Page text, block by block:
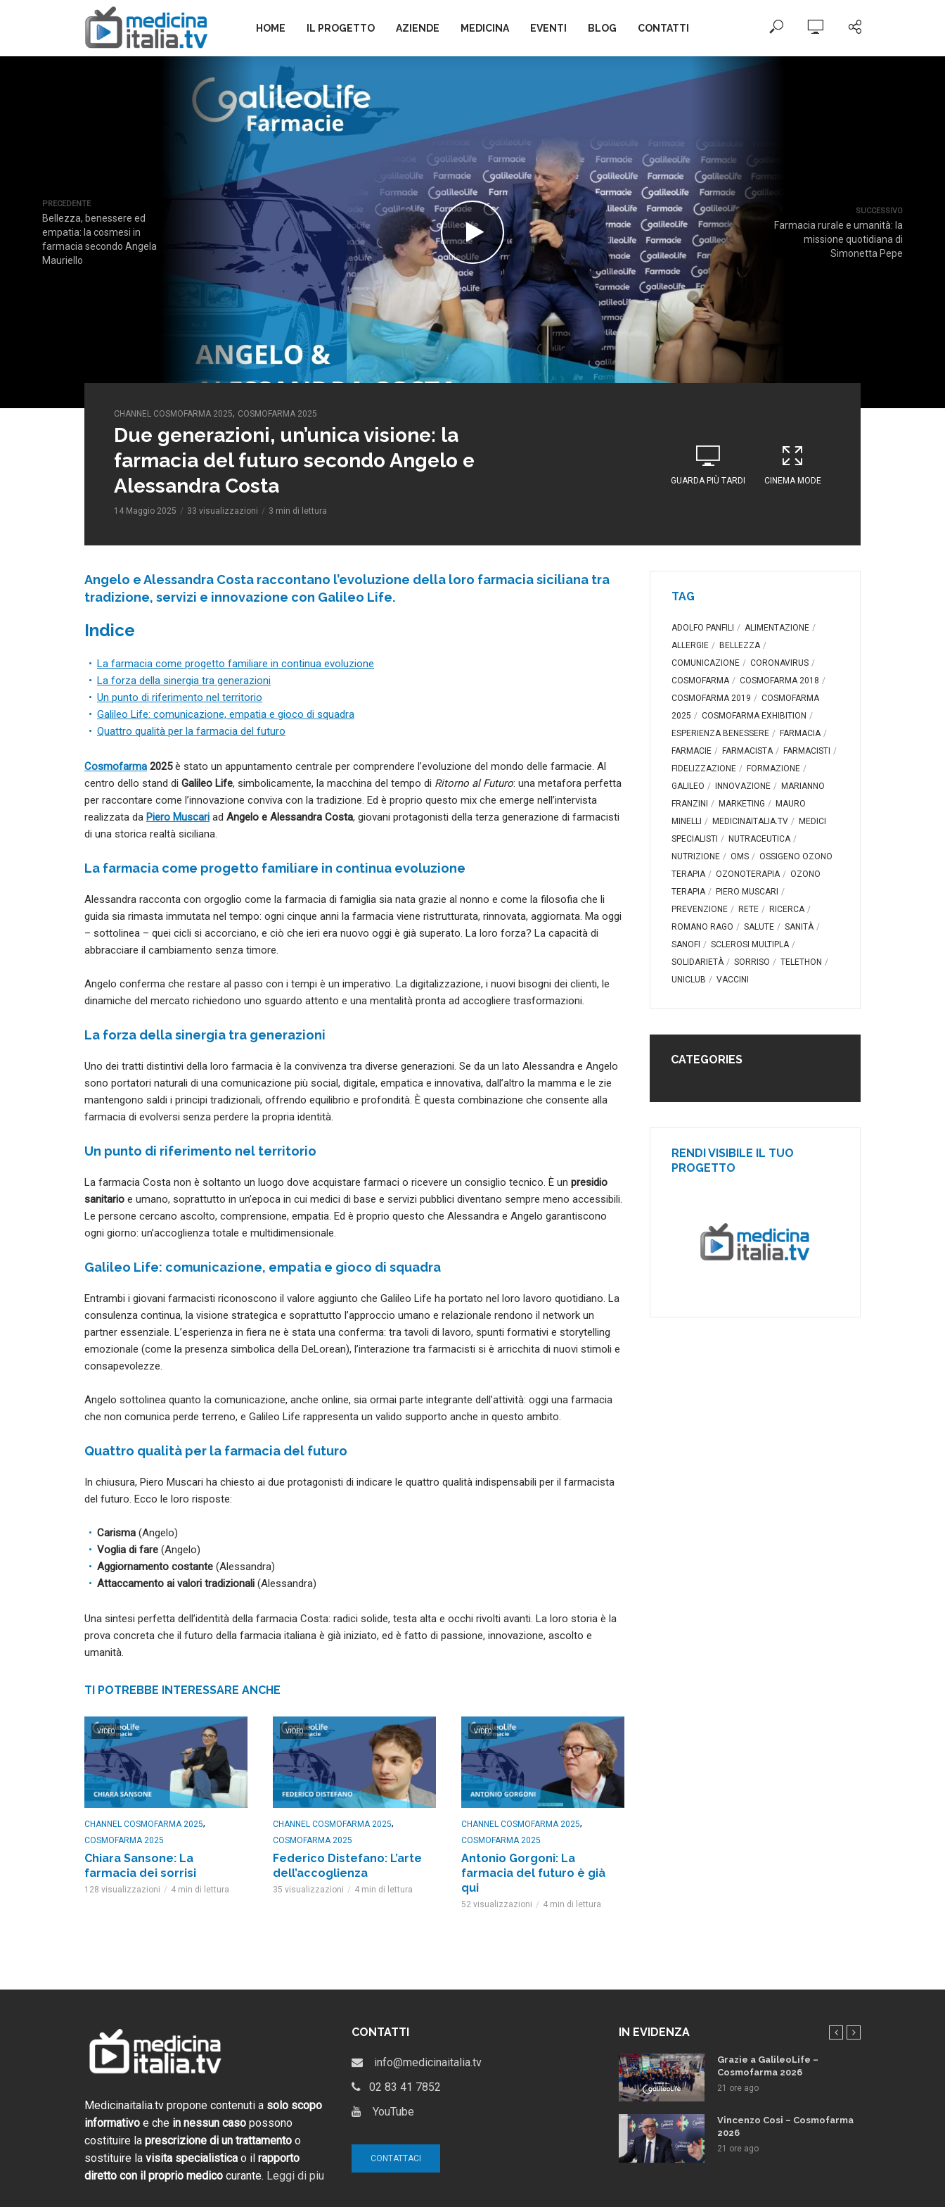
HOME IL PROGETTO AZIENDE MEDICINA EVENTI BLOG CONTATTI
PRECEDENTE
Bellezza, benessere ed
empatia: la cosmesi in
farmacia secondo Angela
Mauriello
SUCCESSIVO
Farmacia rurale e umanità: la
missione quotidiana di
Simonetta Pepe
CHANNEL COSMOFARMA 2025, COSMOFARMA 2025
Due generazioni, un’unica visione: la
farmacia del futuro secondo Angelo e
Alessandra Costa
14 Maggio 2025 33 visualizzazioni 3 min di lettura
GUARDA PIÙ TARDI CINEMA MODE
Angelo e Alessandra Costa raccontano l’evoluzione della loro farmacia siciliana tra
tradizione, servizi e innovazione con Galileo Life.
Indice
La farmacia come progetto familiare in continua evoluzione
La forza della sinergia tra generazioni
Un punto di riferimento nel territorio
Galileo Life: comunicazione, empatia e gioco di squadra
Quattro qualità per la farmacia del futuro
Cosmofarma 2025è stato un appuntamento centrale per comprendere l’evoluzione del mondo delle farmacie. Al
centro dello stand di Galileo Life, simbolicamente, la macchina del tempo di Ritorno al Futuro: una metafora perfetta
per raccontare come l’innovazione conviva con la tradizione. Ed è proprio questo mix che emerge nell’intervista
realizzata da Piero Muscari ad Angelo e Alessandra Costa, giovani protagonisti della terza generazione di farmacisti
di una storica realtà siciliana.
La farmacia come progetto familiare in continua evoluzione
Alessandra racconta con orgoglio come la farmacia di famiglia sia nata grazie al nonno e come la filosofia che li
guida sia rimasta immutata nel tempo: ogni cinque anni la farmacia viene ristrutturata, rinnovata, aggiornata. Ma oggi
– sottolinea – quei cicli si accorciano, e ciò che ieri era nuovo oggi è già superato. La loro forza? La capacità di
abbracciare il cambiamento senza timore.
Angelo conferma che restare al passo con i tempi è un imperativo. La digitalizzazione, i nuovi bisogni dei clienti, le
dinamiche del mercato richiedono uno sguardo attento e una mentalità pronta ad accogliere trasformazioni.
La forza della sinergia tra generazioni
Uno dei tratti distintivi della loro farmacia è la convivenza tra diverse generazioni. Se da un lato Alessandra e Angelo
sono portatori naturali di una comunicazione più social, digitale, empatica e innovativa, dall’altro la mamma e le zie
mantengono saldi i principi tradizionali, offrendo equilibrio e profondità. È questa combinazione che consente alla
farmacia di evolversi senza perdere la propria identità.
Un punto di riferimento nel territorio
La farmacia Costa non è soltanto un luogo dove acquistare farmaci o ricevere un consiglio tecnico. È un presidio
sanitario e umano, soprattutto in un’epoca in cui medici di base e servizi pubblici diventano sempre meno accessibili.
Le persone cercano ascolto, comprensione, empatia. Ed è proprio questo che Alessandra e Angelo garantiscono
ogni giorno: un’accoglienza totale e multidimensionale.
Galileo Life: comunicazione, empatia e gioco di squadra
Entrambi i giovani farmacisti riconoscono il valore aggiunto che Galileo Life ha portato nel loro lavoro quotidiano. La
consulenza continua, la visione strategica e soprattutto l’approccio umano e relazionale rendono il network un
partner essenziale. L’esperienza in fiera ne è stata una conferma: tra tavoli di lavoro, spunti formativi e storytelling
emozionale (come la presenza simbolica della DeLorean), l’interazione tra farmacisti si è arricchita di nuovi stimoli e
consapevolezze.
Angelo sottolinea quanto la comunicazione, anche online, sia ormai parte integrante dell’attività: oggi una farmacia
che non comunica perde terreno, e Galileo Life rappresenta un valido supporto anche in questo ambito.
Quattro qualità per la farmacia del futuro
In chiusura, Piero Muscari ha chiesto ai due protagonisti di indicare le quattro qualità indispensabili per il farmacista
del futuro. Ecco le loro risposte:
Carisma (Angelo)
Voglia di fare (Angelo)
Aggiornamento costante (Alessandra)
Attaccamento ai valori tradizionali (Alessandra)
Una sintesi perfetta dell’identità della farmacia Costa: radici solide, testa alta e occhi rivolti avanti. La loro storia è la
prova concreta che il futuro della farmacia italiana è già iniziato, ed è fatto di passione, innovazione, ascolto e
umanità.
TI POTREBBE INTERESSARE ANCHE
VIDEO
CHANNEL COSMOFARMA 2025,
COSMOFARMA 2025
Chiara Sansone: La
farmacia dei sorrisi
128 visualizzazioni 4 min di lettura
VIDEO
CHANNEL COSMOFARMA 2025,
COSMOFARMA 2025
Federico Distefano: L’arte
dell’accoglienza
35 visualizzazioni 4 min di lettura
VIDEO
CHANNEL COSMOFARMA 2025,
COSMOFARMA 2025
Antonio Gorgoni: La
farmacia del futuro è già
qui
52 visualizzazioni 4 min di lettura
TAG
ADOLFO PANFILI
ALIMENTAZIONE
ALLERGIE
BELLEZZA
COMUNICAZIONE
CORONAVIRUS
COSMOFARMA
COSMOFARMA 2018
COSMOFARMA 2019
COSMOFARMA
2025
COSMOFARMA EXHIBITION
ESPERIENZA BENESSERE
FARMACIA
FARMACIE
FARMACISTA
FARMACISTI
FIDELIZZAZIONE
FORMAZIONE
GALILEO
INNOVAZIONE
MARIANNO
FRANZINI
MARKETING
MAURO
MINELLI
MEDICINAITALIA.TV
MEDICI
SPECIALISTI
NUTRACEUTICA
NUTRIZIONE
OMS
OSSIGENO OZONO
TERAPIA
OZONOTERAPIA
OZONO
TERAPIA
PIERO MUSCARI
PREVENZIONE
RETE
RICERCA
ROMANO RAGO
SALUTE
SANITÀ
SANOFI
SCLEROSI MULTIPLA
SOLIDARIETÀ
SORRISO
TELETHON
UNICLUB
VACCINI
CATEGORIES
RENDI VISIBILE IL TUO
PROGETTO
Medicinaitalia.tv propone contenuti a solo scopo
informativo e che in nessun caso possono
costituire la prescrizione di un trattamento o
sostituire la visita specialistica o il rapporto
diretto con il proprio medico curante. Leggi di piu
CONTATTI
info@medicinaitalia.tv
02 83 41 7852
YouTube
CONTATTACI
IN EVIDENZA
Cosmofarma 2026: al via il
2 settimane ago
Cosmofarma 2026: date, tema
e novità. Torna il Salotto TV di
Medicina Italia TV
4 settimane ago
GalileoLife e Farmacia
Grazie a GalileoLife –
Cosmofarma 2026
21 ore ago
Vincenzo Cosi – Cosmofarma
2026
21 ore ago